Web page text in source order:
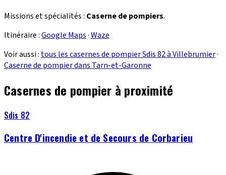
Missions et spécialités : Caserne de pompiers.
Itinéraire :Google Maps·Waze
Voir aussi : tous les casernes de pompier Sdis 82 à Villebrumier·
Caserne de pompier dans Tarn-et-Garonne
Casernes de pompier à proximité
Sdis 82
Centre D'incendie et de Secours de Corbarieu